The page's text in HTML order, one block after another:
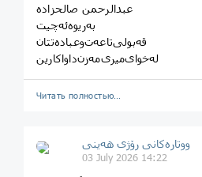
عبدالرحمن‌ صالحزاده
به‌ریوه‌ئه‌چیت
له‌خوای‌میری‌مه‌زن‌داواکارین
Читать полностью…
ووتارەکانی رۆژی ھەینی
03 July 2026 14:22